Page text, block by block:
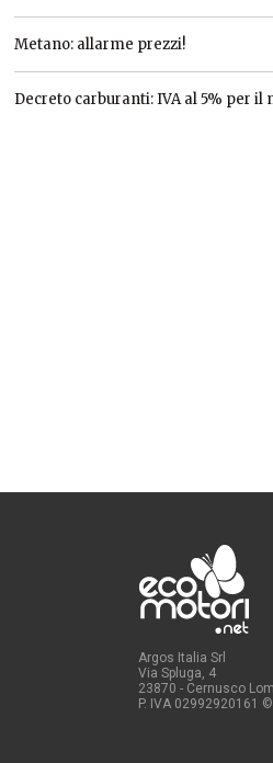
Metano: allarme prezzi!
Decreto carburanti: IVA al 5% per il
Argos Italia Srl
Via Spluga, 4
23870 - Cernusco
P. IVA 02992920161